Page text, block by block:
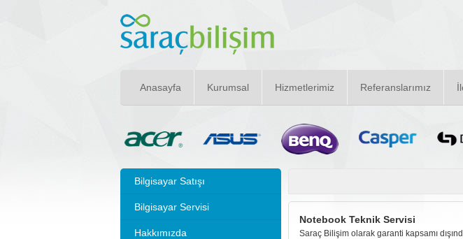
Anasayfa Kurumsal Hizmetlerimiz Referanslarımız
Bilgisayar Satışı
Bilgisayar Servisi
Hakkımızda
Notebook Teknik Servisi
Saraç Bilişim olarak garanti kapsamı